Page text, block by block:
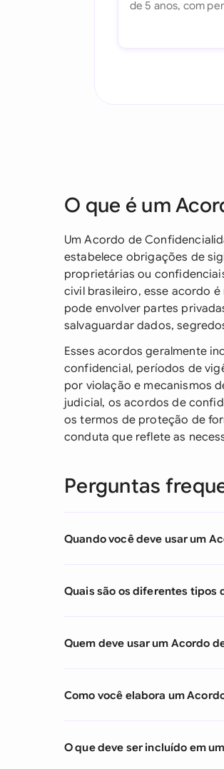
O que é um
Um Acordo de
estabelece obrigações de
proprietárias ou
civil brasileiro, esse acordo
pode envolver partes
salvaguardar dados,
Esses acordos geralmente
confidencial, períodos de
por violação e mecanismos
judicial, os acordos de
os termos de proteção de
conduta que reflete as
Perguntas
Quando você deve usar um
Quais são os diferentes tipos
Quem deve usar um Acordo
Como você elabora um
O que deve ser incluído em